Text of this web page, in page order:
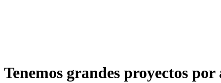
Tenemos grandes proyectos